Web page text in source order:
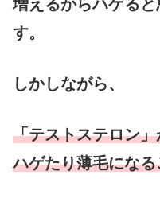
増えるからハゲる
す。
しかしながら、
「テストステロン
ハゲたり薄毛にな